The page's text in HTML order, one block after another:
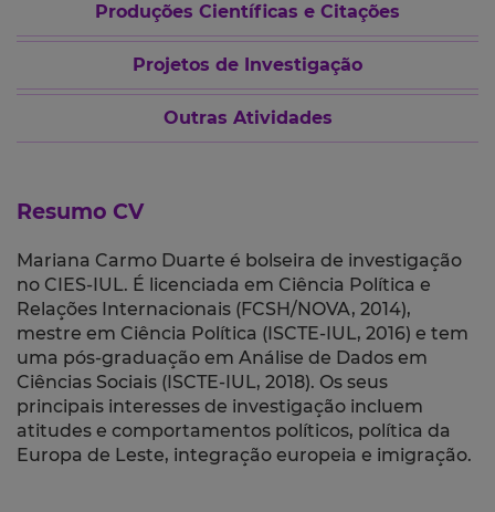
Produções Científicas e Citações
Projetos de Investigação
Outras Atividades
Resumo CV
Mariana Carmo Duarte é bolseira de investigação
no CIES-IUL. É licenciada em Ciência Política e
Relações Internacionais (FCSH/NOVA, 2014),
mestre em Ciência Política (ISCTE-IUL, 2016) e tem
uma pós-graduação em Análise de Dados em
Ciências Sociais (ISCTE-IUL, 2018). Os seus
principais interesses de investigação incluem
atitudes e comportamentos políticos, política da
Europa de Leste, integração europeia e imigração.